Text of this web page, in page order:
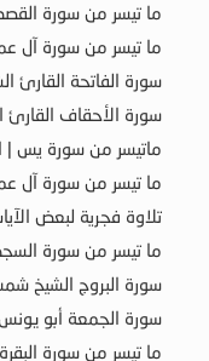
ما تيسر من سورة
ما تيسر من سورة آل
سورة الفاتحة
سورة الأحقاف
ماتيسر من سورة يس |
ما تيسر من سورة آل
تلاوة فجرية لبعض
ما تيسر من سورة
سورة البروج الشيخ
سورة الجمعة أبو
ما تيسر من سورة